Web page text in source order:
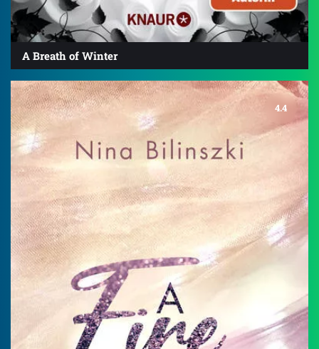
A Breath of Winter
4.4